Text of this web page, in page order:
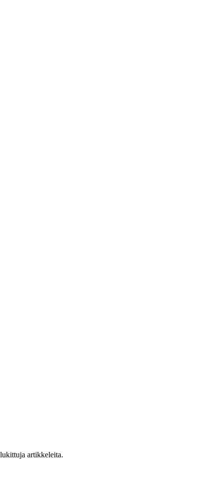
artikkeleita.